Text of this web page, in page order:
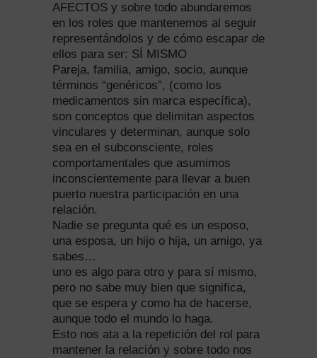
AFECTOS y sobre todo abundaremos
en los roles que mantenemos al seguir
representándolos y de cómo escapar de
ellos para ser: SÍ MISMO
Pareja, familia, amigo, socio, aunque
términos “genéricos”, (como los
medicamentos sin marca específica),
son conceptos que delimitan aspectos
vinculares y determinan, aunque solo
sea en el subconsciente, roles
comportamentales que asumimos
inconscientemente para llevar a buen
puerto nuestra participación en una
relación.
Nadie se pregunta qué es un esposo,
una esposa, un hijo o hija, un amigo, ya
sabes…
uno es algo para otro y para sí mismo,
pero no sabe muy bien que significa,
que se espera y como ha de hacerse,
aunque todo el mundo lo haga.
Esto nos ata a la repetición del rol para
mantener la relación y sobre todo nos